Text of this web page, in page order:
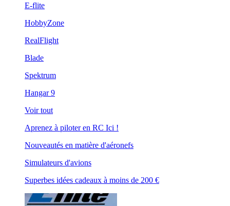
E-flite
HobbyZone
RealFlight
Blade
Spektrum
Hangar 9
Voir tout
Aprenez à piloter en RC Ici !
Nouveautés en matière d'aéronefs
Simulateurs d'avions
Superbes idées cadeaux à moins de 200 €